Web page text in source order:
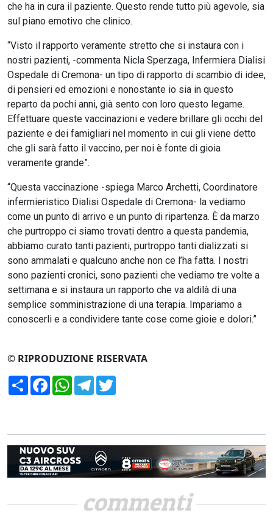
che ha in cura il paziente. Questo rende tutto più agevole, sia
sul piano emotivo che clinico.
“Visto il rapporto veramente stretto che si instaura con i
nostri pazienti, -commenta Nicla Sperzaga, Infermiera Dialisi
Ospedale di Cremona- un tipo di rapporto di scambio di idee,
di pensieri ed emozioni e nonostante io sia in questo
reparto da pochi anni, già sento con loro questo legame.
Effettuare queste vaccinazioni e vedere brillare gli occhi del
paziente e dei famigliari nel momento in cui gli viene detto
che gli sarà fatto il vaccino, per noi è fonte di gioia
veramente grande”.
“Questa vaccinazione -spiega Marco Archetti, Coordinatore
infermieristico Dialisi Ospedale di Cremona- la vediamo
come un punto di arrivo e un punto di ripartenza. È da marzo
che purtroppo ci siamo trovati dentro a questa pandemia,
abbiamo curato tanti pazienti, purtroppo tanti dializzati si
sono ammalati e qualcuno anche non ce l’ha fatta. I nostri
sono pazienti cronici, sono pazienti che vediamo tre volte a
settimana e si instaura un rapporto che va aldilà di una
semplice somministrazione di una terapia. Impariamo a
conoscerli e a condividere tante cose come gioie e dolori.”
© RIPRODUZIONE RISERVATA
CondividiFacebookWhatsApp
Telegram
commenti